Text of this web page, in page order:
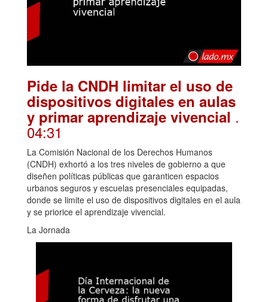
Pide la CNDH limitar el uso de
dispositivos digitales en aulas
y primar aprendizaje vivencial .
04:31
La Comisión Nacional de los Derechos Humanos
(CNDH) exhortó a los tres niveles de gobierno a que
diseñen políticas públicas que garanticen espacios
urbanos seguros y escuelas presenciales equipadas,
donde se limite el uso de dispositivos digitales en el aula
y se priorice el aprendizaje vivencial.
La Jornada